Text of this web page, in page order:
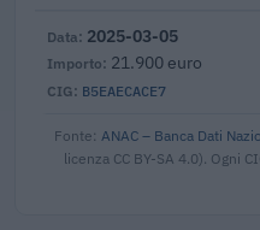
B5EAECACE7
2025-03-05
21.900 euro
Fonte: ANAC – Banca Dati
licenza CC BY-SA 4.0). Ogni